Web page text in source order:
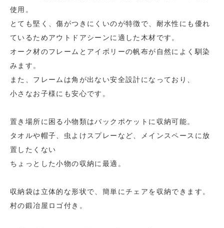
使用。
とても堅く、傷がつきにくいのが特徴で、耐水性にも優れ
ているためアウトドアシーンに適した木材です。
オーク材のフレームとアイボリーの帆布が自然によく馴染
みます。
また、フレームは角が出ない安全設計になっており、
小さなお子様にも安心です。
置き場所に困る小物類はバックポケットに収納可能。
タオルや帽子、虫よけスプレーなど、メインスペースに放
置したくない
ちょっとした小物の収納に最適。
収納袋は立体的な形状で、簡単にチェアを収納できます。
村の鍛冶屋ロゴ付き。